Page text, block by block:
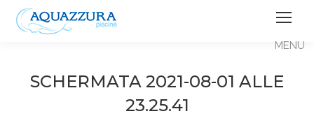
SCHERMATA 2021-08-01 ALLE
23.25.41